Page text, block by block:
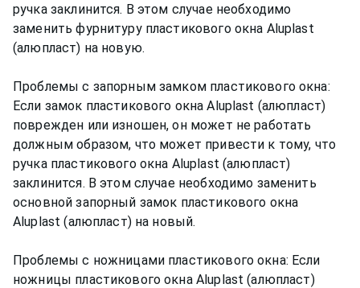
ручка заклинится. В этом случае необходимо
заменить фурнитуру пластикового окна Aluplast
(алюпласт) на новую.
Проблемы с запорным замком пластикового окна:
Если замок пластикового окна Aluplast (алюпласт)
поврежден или изношен, он может не работать
должным образом, что может привести к тому, что
ручка пластикового окна Aluplast (алюпласт)
заклинится. В этом случае необходимо заменить
основной запорный замок пластикового окна
Aluplast (алюпласт) на новый.
Проблемы с ножницами пластикового окна: Если
ножницы пластикового окна Aluplast (алюпласт)